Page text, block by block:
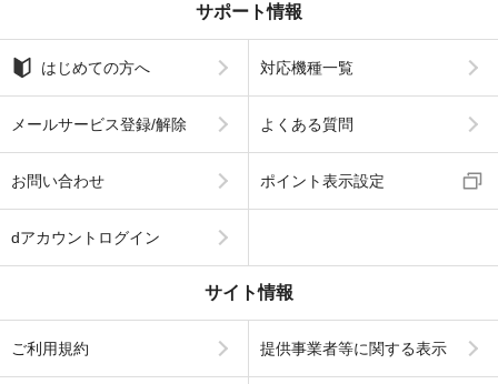
サポート情報
はじめての方へ 対応機種一覧
メールサービス登録/解除 よくある質問
お問い合わせ ポイント表示設定
dアカウントログイン
サイト情報
ご利用規約 提供事業者等に関する表示